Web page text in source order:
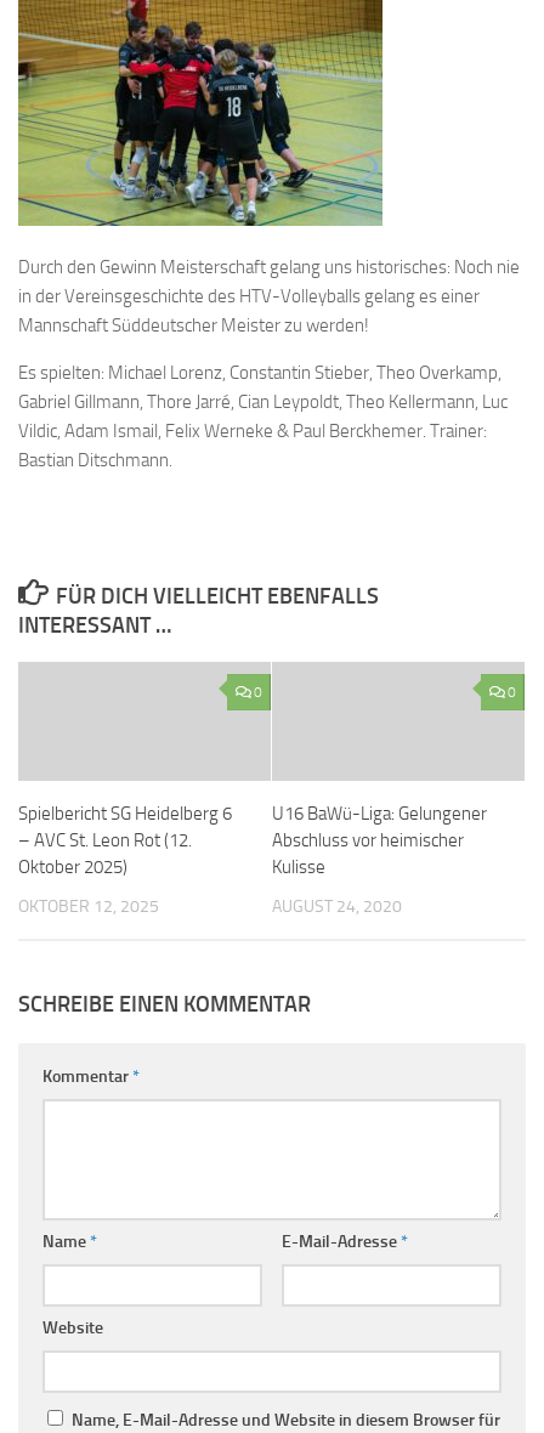
Durch den Gewinn Meisterschaft gelang uns historisches: Noch nie
in der Vereinsgeschichte des HTV-Volleyballs gelang es einer
Mannschaft Süddeutscher Meister zu werden!
Es spielten: Michael Lorenz, Constantin Stieber, Theo Overkamp,
Gabriel Gillmann, Thore Jarré, Cian Leypoldt, Theo Kellermann, Luc
Vildic, Adam Ismail, Felix Werneke & Paul Berckhemer. Trainer:
Bastian Ditschmann.
FÜR DICH VIELLEICHT EBENFALLS
INTERESSANT …
0
Spielbericht SG Heidelberg 6
– AVC St. Leon Rot (12.
Oktober 2025)
OKTOBER 12, 2025
0
U16 BaWü-Liga: Gelungener
Abschluss vor heimischer
Kulisse
AUGUST 24, 2020
SCHREIBE EINEN KOMMENTAR
Kommentar*
Name* E-Mail-Adresse*
Website
Name, E-Mail-Adresse und Website in diesem Browser für